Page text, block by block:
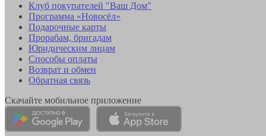
Клуб покупателей "Ваш Дом"
Программа «Новосёл»
Подарочные карты
Прорабам, бригадам
Юридическим лицам
Способы оплаты
Возврат и обмен
Обратная связь
Скачайте мобильное приложение